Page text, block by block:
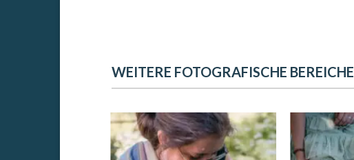
WEITERE FOTOGRAFISCHE BEREICHE